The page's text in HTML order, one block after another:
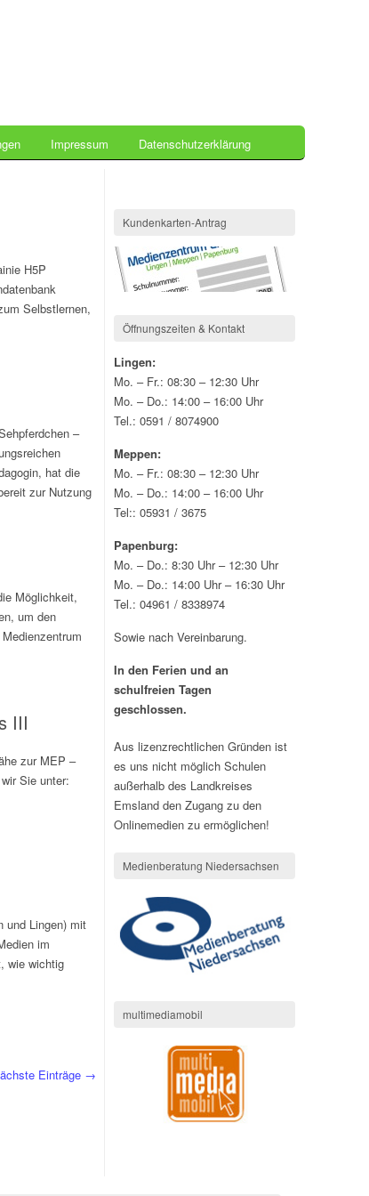
Impressum Datenschutzerklärung
H5P
Selbstlernen,
–
hat die
zur Nutzung
Möglichkeit,
um den
III
zur MEP –
Sie unter:
und Lingen) mit
im
wie wichtig
Einträge →
Kundenkarten-Antrag
Öffnungszeiten & Kontakt
Lingen:
Mo. – Fr.: 08:30 – 12:30 Uhr
Mo. – Do.: 14:00 – 16:00 Uhr
Tel.: 0591 / 8074900
Meppen:
Mo. – Fr.: 08:30 – 12:30 Uhr
Mo. – Do.: 14:00 – 16:00 Uhr
Tel:: 05931 / 3675
Papenburg:
Mo. – Do.: 8:30 Uhr – 12:30 Uhr
Mo. – Do.: 14:00 Uhr – 16:30 Uhr
Tel.: 04961 / 8338974
Sowie nach Vereinbarung.
In den Ferien und an
schulfreien Tagen
geschlossen.
Aus lizenzrechtlichen Gründen ist
es uns nicht möglich Schulen
außerhalb des Landkreises
Emsland den Zugang zu den
Onlinemedien zu ermöglichen!
Medienberatung Niedersachsen
multimediamobil